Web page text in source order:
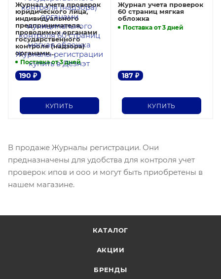
Журнал учета проверок
юридического лица,
индивидуального
предпринимателя,
проводимых органами
государственного
контроля (надзора)
органами
муниципального
контроля 60 страниц
мягкая обложка
Поставка от 3 дней
190 ₽
КУПИТЬ
Журнал учета проверок
60 страниц мягкая
обложка
Поставка от 3 дней
187₽
КУПИТЬ
В продаже Журналы регистрации. Они
предназначены для удобства для контроля учет
проверок ипов и ооо и могут быть приобретены в
нашем магазине.
КАТАЛОГ
АКЦИИ
БРЕНДЫ